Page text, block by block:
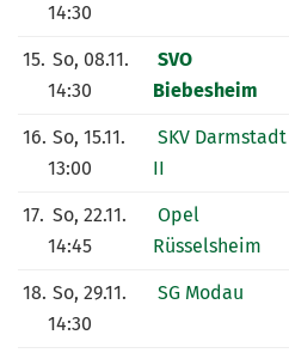
14:30
15. So, 08.11.
14:30
SVO
Biebesheim
16. So, 15.11.
13:00
SKV Darmstadt
II
17. So, 22.11.
14:45
Opel
Rüsselsheim
18. So, 29.11.
14:30
SG Modau